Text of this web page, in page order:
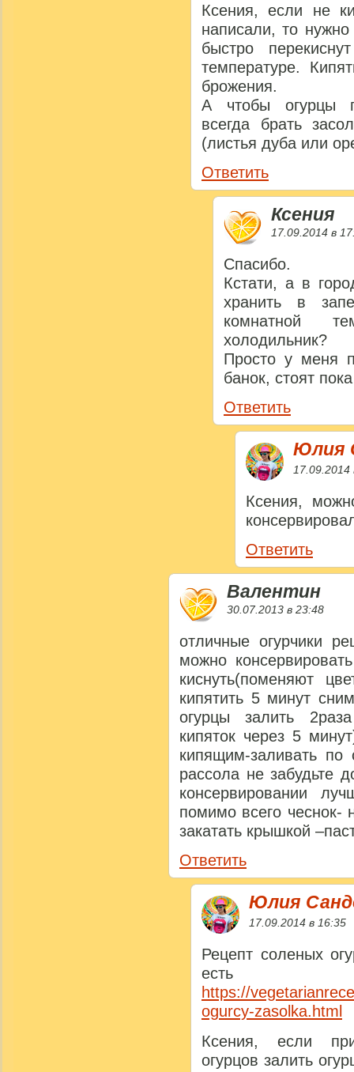
Ксения, если не
написали, то
быстро
температуре.
брожения.
А чтобы огурцы
всегда брать
(листья дуба или
Ответить
Ксения
17.09.2014 в
Спасибо.
Кстати, а в
хранить в
комнатной
холодильник?
Просто у меня
банок, стоят
Ответить
Юлия
17.09.2014
Ксения,
Ответить
Валентин
30.07.2013 в 23:48
отличные огурчики
можно
киснуть(поменяют
кипятить 5 минут
огурцы залить
кипяток через 5
кипящим-заливать по
рассола не забудьте
консервировании
помимо всего чеснок-
закатать крышкой
Ответить
Юлия
17.09.2014 в 16:35
Рецепт соленых
https://
ogurcy-zasolka.html
Ксения, если
огурцов залить